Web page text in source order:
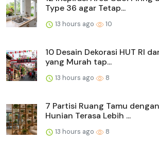
Type 36 agar Tetap...
13 hours ago 10
10 Desain Dekorasi HUT RI
yang Murah tap...
13 hours ago 8
7 Partisi Ruang Tamu
Hunian Terasa Lebih ...
13 hours ago 8